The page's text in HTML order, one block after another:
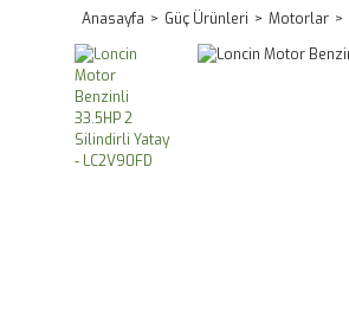
Anasayfa Güç Ürünleri Motorlar